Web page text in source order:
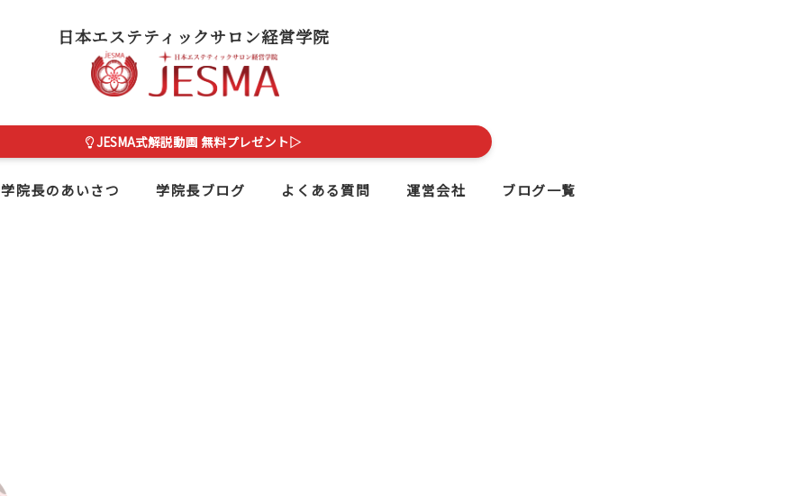
日本エステティックサロン経営学院
JESMA式解説動画 無料プレゼント▷
学院長のあいさつ 学院長ブログ よくある質問 運営会社 ブログ一覧